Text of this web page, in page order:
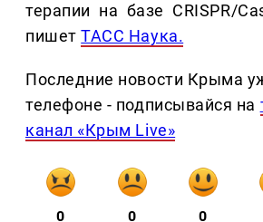
терапии на базе CRISPR/
пишетТАСС Наука.
Последние новости Крыма
телефоне - подписывайся на
канал «Крым Live»
0 0 0